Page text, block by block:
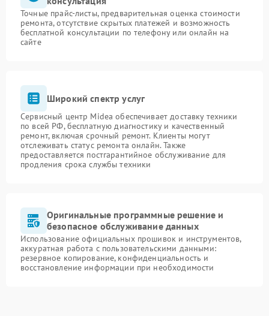
Точные прайс-листы, предварительная оценка стоимости
ремонта, отсутствие скрытых платежей и возможность
бесплатной консультации по телефону или онлайн на
сайте
Широкий спектр услуг
Сервисный центр Midea обеспечивает доставку техники
по всей РФ, бесплатную диагностику и качественный
ремонт, включая срочный ремонт. Клиенты могут
отслеживать статус ремонта онлайн. Также
предоставляется постгарантийное обслуживание для
продления срока службы техники
Оригинальные программные решение и
безопасное обслуживание данных
Использование официальных прошивок и инструментов,
аккуратная работа с пользовательскими данными:
резервное копирование, конфиденциальность и
восстановление информации при необходимости